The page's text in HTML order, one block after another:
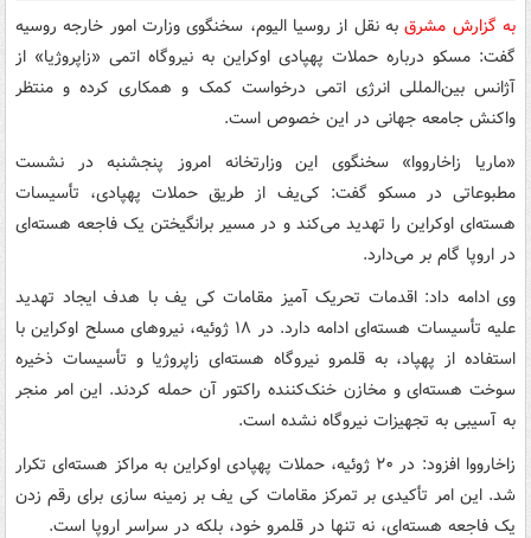
به گزارش مشرقبه نقل از روسیا الیوم، سخنگوی وزارت امور خارجه روسیه
گفت: مسکو درباره حملات پهپادی اوکراین به نیروگاه اتمی «زاپروژیا» از
آژانس بین‌المللی انرژی اتمی درخواست کمک و همکاری کرده و منتظر
واکنش جامعه جهانی در این خصوص است.
«ماریا زاخارووا» سخنگوی این وزارتخانه امروز پنجشنبه در نشست
مطبوعاتی در مسکو گفت: کی‌یف از طریق حملات پهپادی، تأسیسات
هسته‌ای اوکراین را تهدید می‌کند و در مسیر برانگیختن یک فاجعه هسته‌ای
در اروپا گام بر می‌دارد.
وی ادامه داد: اقدمات تحریک آمیز مقامات کی یف با هدف ایجاد تهدید
علیه تأسیسات هسته‌ای ادامه دارد. در ۱۸ ژوئیه، نیروهای مسلح اوکراین با
استفاده از پهپاد، به قلمرو نیروگاه هسته‌ای زاپروژیا و تأسیسات ذخیره
سوخت هسته‌ای و مخازن خنک‌کننده راکتور آن حمله کردند. این امر منجر
به آسیبی به تجهیزات نیروگاه نشده است.
زاخارووا افزود: در ۲۰ ژوئیه، حملات پهپادی اوکراین به مراکز هسته‌ای تکرار
شد. این امر تأکیدی بر تمرکز مقامات کی یف بر زمینه سازی برای رقم زدن
یک فاجعه هسته‌ای، نه تنها در قلمرو خود، بلکه در سراسر اروپا است.